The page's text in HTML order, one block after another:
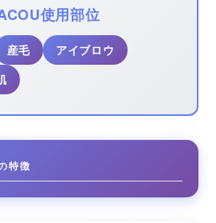
使用部位
産毛
アイブロウ
特徴